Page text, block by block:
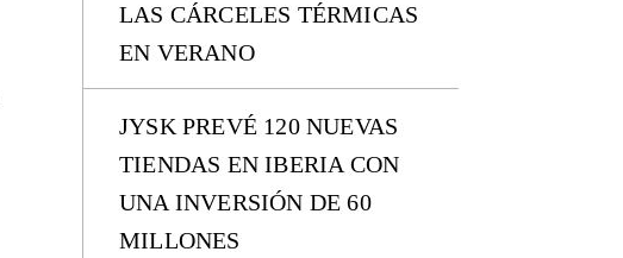
LAS CÁRCELES TÉRMICAS
EN VERANO
JYSK PREVÉ 120 NUEVAS
TIENDAS EN IBERIA CON
UNA INVERSIÓN DE 60
MILLONES